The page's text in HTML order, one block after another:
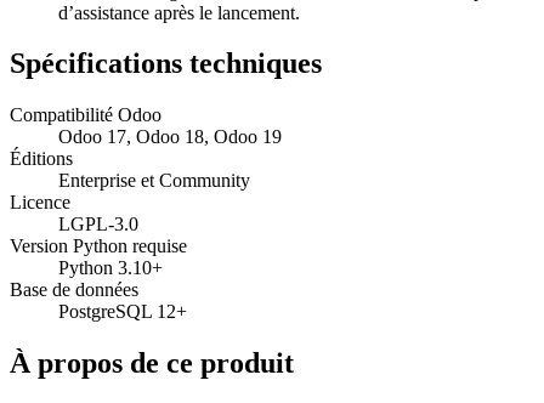
d’assistance après le lancement.
Spécifications techniques
Compatibilité Odoo
Odoo 17, Odoo 18, Odoo 19
Éditions
Enterprise et Community
Licence
LGPL-3.0
Version Python requise
Python 3.10+
Base de données
PostgreSQL 12+
À propos de ce produit